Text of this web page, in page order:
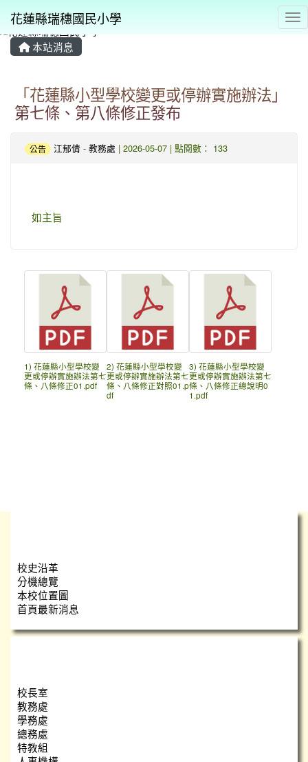
花蓮縣瑞穗國民小學
本站消息
「花蓮縣小型學校變更或停辦實施辦法」
第七條、第八條修正發布
公告 江郁倩 - 教務處 | 2026-05-07 | 點閱數： 133
如主旨
1) 花蓮縣小型學校變
更或停辦實施辦法第七
條、八條修正01.pdf
2) 花蓮縣小型學校變
更或停辦實施辦法第七
條、八條修正對照01.p
df
3) 花蓮縣小型學校變
更或停辦實施辦法第七
條、八條修正總說明0
1.pdf
校史沿革
分機總覽
本校位置圖
首頁最新消息
校長室
教務處
學務處
總務處
特教組